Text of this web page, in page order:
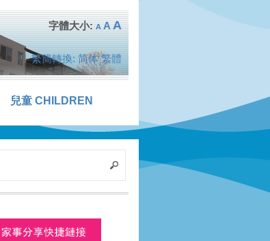
A A A
繁簡轉換: 简体 繁體
兒童 CHILDREN